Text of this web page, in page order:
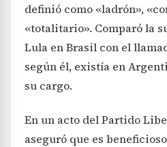
definió como «ladrón»,
«totalitario». Comparó la
Lula en Brasil con el
según él, existía en
su cargo.
En un acto del Partido
aseguró que es